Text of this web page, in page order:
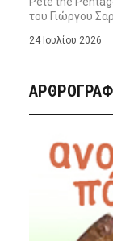
του Γιώργου
24 Ιουλίου 2026